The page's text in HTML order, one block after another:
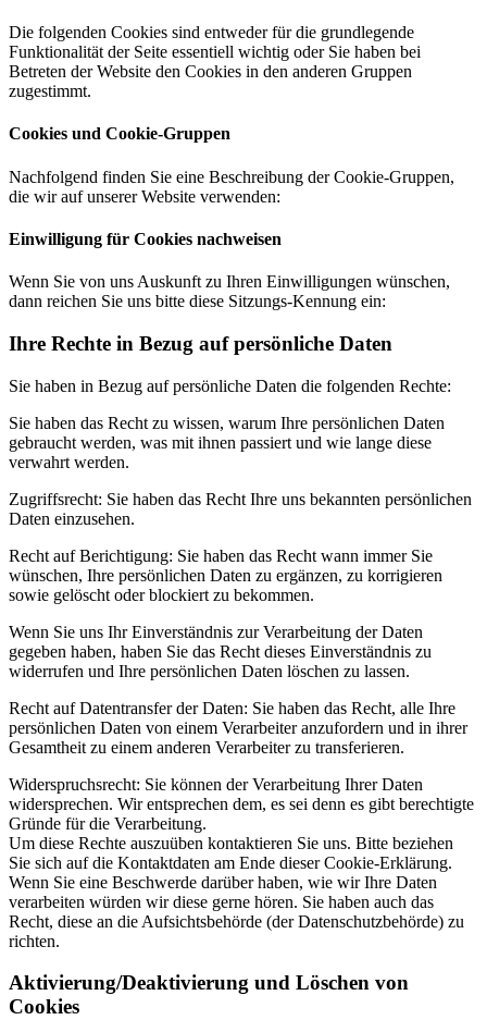
Die folgenden Cookies sind entweder für die grundlegende
Funktionalität der Seite essentiell wichtig oder Sie haben bei
Betreten der Website den Cookies in den anderen Gruppen
zugestimmt.
Cookies und Cookie-Gruppen
Nachfolgend finden Sie eine Beschreibung der Cookie-Gruppen,
die wir auf unserer Website verwenden:
Einwilligung für Cookies nachweisen
Wenn Sie von uns Auskunft zu Ihren Einwilligungen wünschen,
dann reichen Sie uns bitte diese Sitzungs-Kennung ein:
Ihre Rechte in Bezug auf persönliche Daten
Sie haben in Bezug auf persönliche Daten die folgenden Rechte:
Sie haben das Recht zu wissen, warum Ihre persönlichen Daten
gebraucht werden, was mit ihnen passiert und wie lange diese
verwahrt werden.
Zugriffsrecht: Sie haben das Recht Ihre uns bekannten persönlichen
Daten einzusehen.
Recht auf Berichtigung: Sie haben das Recht wann immer Sie
wünschen, Ihre persönlichen Daten zu ergänzen, zu korrigieren
sowie gelöscht oder blockiert zu bekommen.
Wenn Sie uns Ihr Einverständnis zur Verarbeitung der Daten
gegeben haben, haben Sie das Recht dieses Einverständnis zu
widerrufen und Ihre persönlichen Daten löschen zu lassen.
Recht auf Datentransfer der Daten: Sie haben das Recht, alle Ihre
persönlichen Daten von einem Verarbeiter anzufordern und in ihrer
Gesamtheit zu einem anderen Verarbeiter zu transferieren.
Widerspruchsrecht: Sie können der Verarbeitung Ihrer Daten
widersprechen. Wir entsprechen dem, es sei denn es gibt berechtigte
Gründe für die Verarbeitung.
Um diese Rechte auszuüben kontaktieren Sie uns. Bitte beziehen
Sie sich auf die Kontaktdaten am Ende dieser Cookie-Erklärung.
Wenn Sie eine Beschwerde darüber haben, wie wir Ihre Daten
verarbeiten würden wir diese gerne hören. Sie haben auch das
Recht, diese an die Aufsichtsbehörde (der Datenschutzbehörde) zu
richten.
Aktivierung/Deaktivierung und Löschen von
Cookies